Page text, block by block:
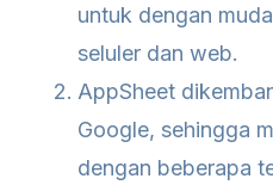
untuk dengan
seluler dan web.
AppSheet
Google, sehingga
dengan beberapa